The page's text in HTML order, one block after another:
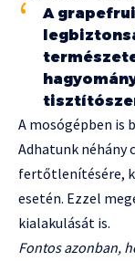
A
A mosógépben is
Adhatunk néhány
fertőtlenítésére,
esetén. Ezzel
kialakulását is.
Fontos azonban,